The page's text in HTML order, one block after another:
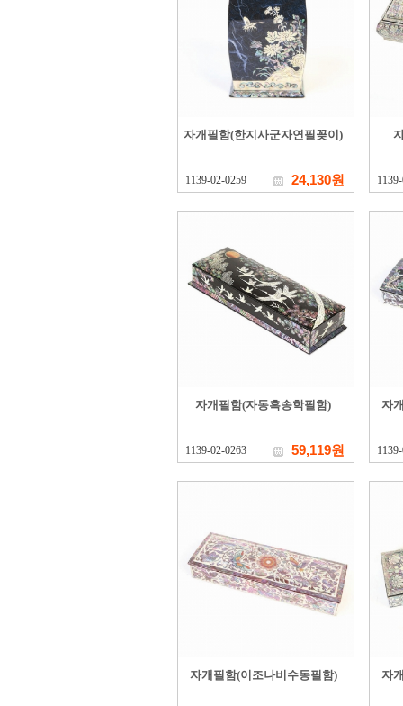
자개필함(한지사군자연필꽂이)
1139-02-0259 24,130원
자개필함(자동흑송학필함)
1139-02-0263 59,119원
자
자개필함(이조나비수동필함) 자